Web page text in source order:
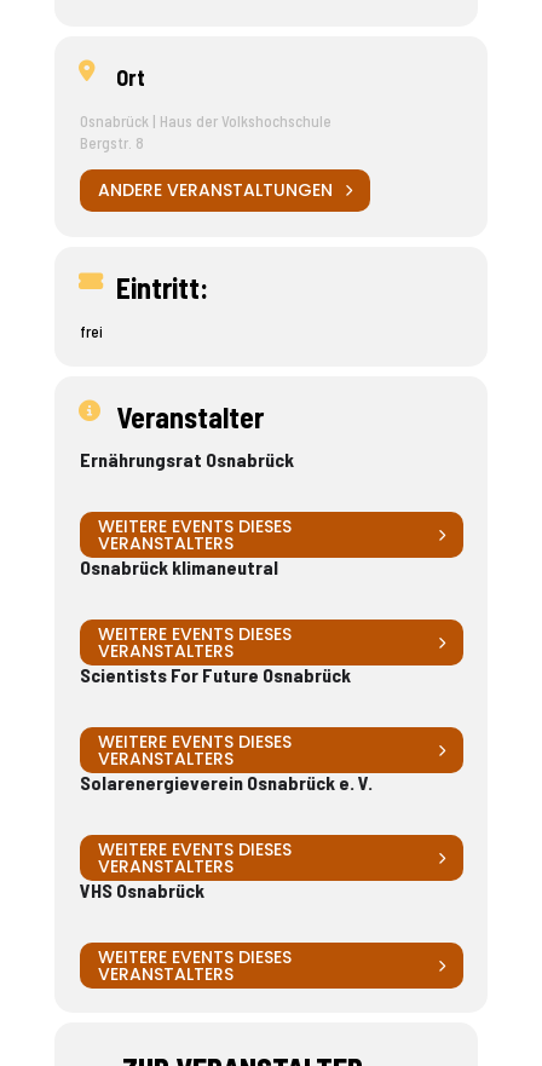
Ort
Osnabrück | Haus der Volkshochschule
Bergstr. 8
ANDERE VERANSTALTUNGEN
Eintritt:
frei
Veranstalter
Ernährungsrat Osnabrück
WEITERE EVENTS DIESES
VERANSTALTERS
Osnabrück klimaneutral
WEITERE EVENTS DIESES
VERANSTALTERS
Scientists For Future Osnabrück
WEITERE EVENTS DIESES
VERANSTALTERS
Solarenergieverein Osnabrück e. V.
WEITERE EVENTS DIESES
VERANSTALTERS
VHS Osnabrück
WEITERE EVENTS DIESES
VERANSTALTERS